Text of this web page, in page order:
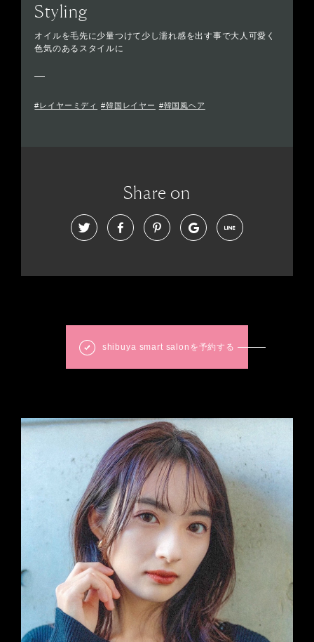
Styling
オイルを毛先に少量つけて少し濡れ感を出す事で大人可愛く
色気のあるスタイルに
#レイヤーミディ #韓国レイヤー #韓国風ヘア
Share on
shibuya smart salonを予約する